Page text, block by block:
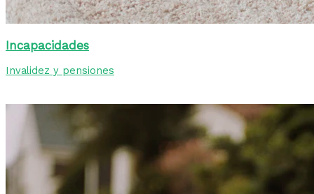
Incapacidades
Invalidez y pensiones